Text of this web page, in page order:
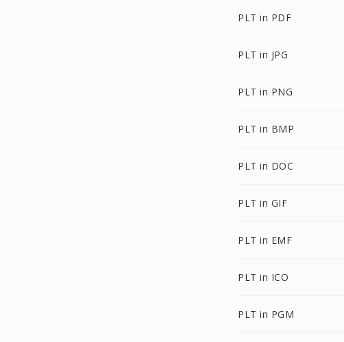
PLT in PDF
PLT in JPG
PLT in PNG
PLT in BMP
PLT in DOC
PLT in GIF
PLT in EMF
PLT in ICO
PLT in PGM